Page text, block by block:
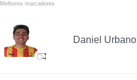
Melhores marcadores
Daniel Urbano